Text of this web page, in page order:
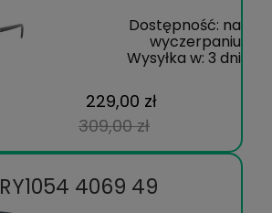
Dostępność: na
wyczerpaniu
Wysyłka w: 3 dni
229,00 zł
309,00 zł
4069 49